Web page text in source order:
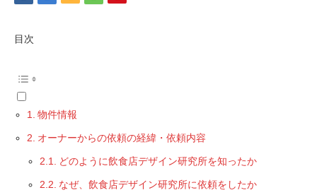
目次
物件情報
オーナーからの依頼の経緯・依頼内容
どのように飲食店デザイン研究所を知ったか
なぜ、飲食店デザイン研究所に依頼をしたか